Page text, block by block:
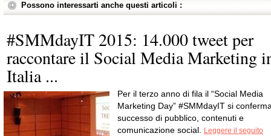
Possono interessarti anche questi articoli :
#SMMdayIT 2015: 14.000 tweet per
raccontare il Social Media Marketing
Italia ...
Per il terzo anno di fila il “Social Media
Marketing Day” #SMMdayIT si
successo di pubblico, contenuti e
comunicazione social. Leggere il seguito